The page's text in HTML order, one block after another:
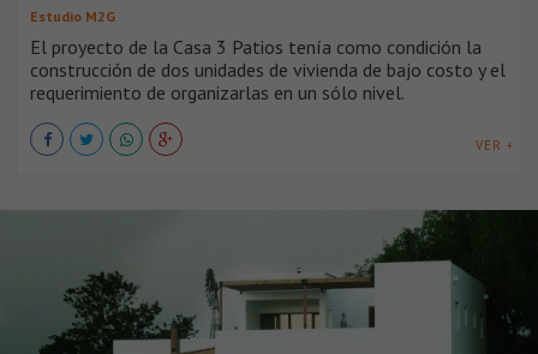
Estudio M2G
El proyecto de la Casa 3 Patios tenía como condición la
construcción de dos unidades de vivienda de bajo costo y el
requerimiento de organizarlas en un sólo nivel.
VER +